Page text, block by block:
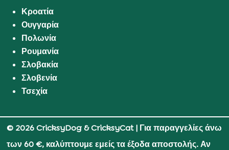
Κροατία
Ουγγαρία
Πολωνία
Ρουμανία
Σλοβακία
Σλοβενία
Τσεχία
© 2026 CricksyDog & CricksyCat| Για παραγγελίες άνω
των 60 €, καλύπτουμε εμείς τα έξοδα αποστολής. Αν